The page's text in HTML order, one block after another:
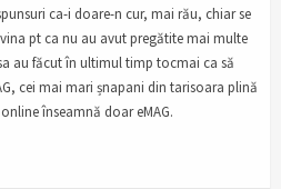
ca-i doare-n cur, mai rău, chiar se
pt ca nu au avut pregătite mai multe
au făcut în ultimul timp tocmai ca să
cei mai mari șnapani din tarisoara plină
înseamnă doar eMAG.